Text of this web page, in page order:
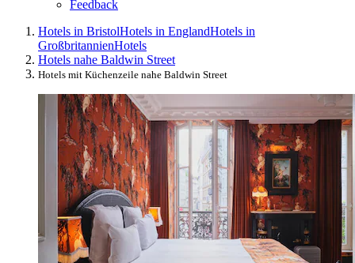
Feedback
Hotels in BristolHotels in EnglandHotels in
GroßbritannienHotels
Hotels nahe Baldwin Street
Hotels mit Küchenzeile nahe Baldwin Street